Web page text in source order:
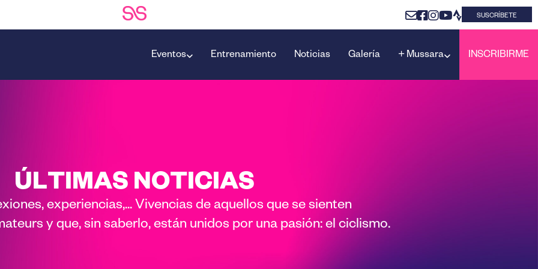
SUSCRÍBETE
Eventos Entrenamiento Noticias Galería + Mussara INSCRIBIRME
ÚLTIMAS NOTICIAS
experiencias,... Vivencias de aquellos que se sienten
y que, sin saberlo, están unidos por una pasión: el ciclismo.